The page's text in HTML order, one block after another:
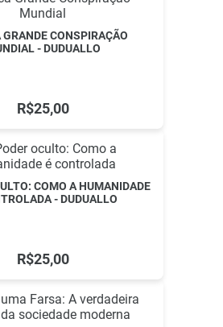
GRANDE CONSPIRAÇÃO
- DUDUALLO
R$25,00
COMO A HUMANIDADE
- DUDUALLO
R$25,00